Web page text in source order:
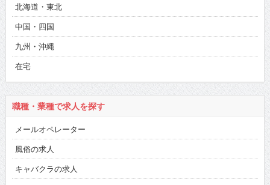
北海道・東北
中国・四国
九州・沖縄
在宅
職種・業種で求人を探す
メールオペレーター
風俗の求人
キャバクラの求人